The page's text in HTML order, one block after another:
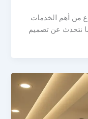
من أهم الخدمات
نتحدث عن تصميم